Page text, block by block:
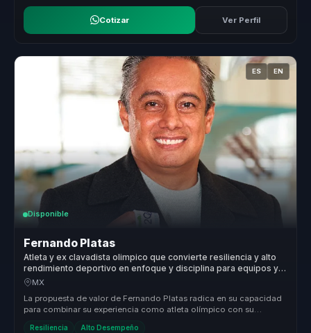
Cotizar Ver Perfil
ES EN
Disponible
Fernando Platas
Atleta y ex clavadista olimpico que convierte resiliencia y alto
rendimiento deportivo en enfoque y disciplina para equipos y
lideres.
MX
La propuesta de valor de Fernando Platas radica en su capacidad
para combinar su experiencia como atleta olímpico con su
Resiliencia Alto Desempeño